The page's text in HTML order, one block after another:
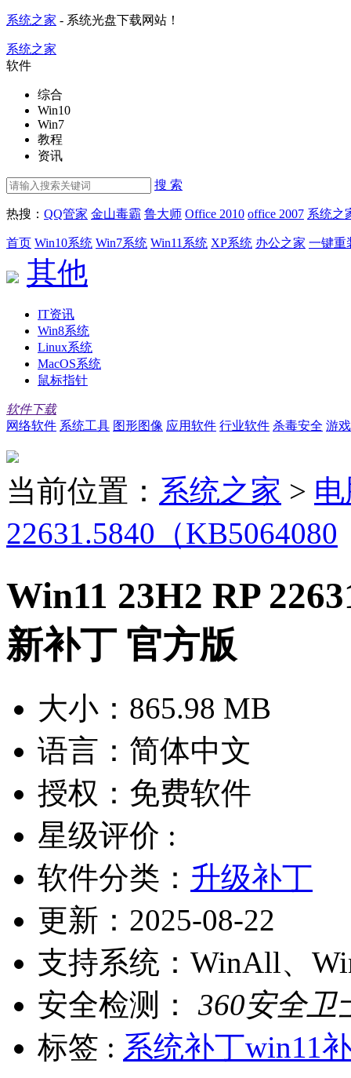
系统之家 - 系统光盘下载网站！
系统之家
软件
综合
Win10
Win7
教程
资讯
搜 索
热搜： QQ管家 金山毒霸 鲁大师 Office 2010 office 2007 系统之
首页 Win10系统 Win7系统 Win11系统 XP系统 办公之家 一键重
其他
IT资讯
Win8系统
Linux系统
MacOS系统
鼠标指针
软件下载
网络软件 系统工具 图形图像 应用软件 行业软件 杀毒安全 游
当前位置： 系统之家 >
22631.5840（KB5064080
Win11 23H2 RP
新补丁 官方版
大小： 865.98 MB
语言： 简体中文
授权： 免费软件
星级评价 :
软件分类： 升级补丁
更新： 2025-08-22
支持系统： WinAll、
安全检测：
360安全卫
标签 : 系统补丁win11